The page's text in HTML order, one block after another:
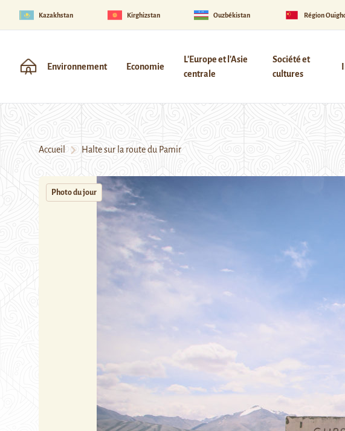
Kazakhstan Kirghizstan Ouzbékistan Région
Environnement Economie
L'Europe et l'Asie
centrale
Société et
cultures
Accueil Halte sur la route du Pamir
Photo du jour